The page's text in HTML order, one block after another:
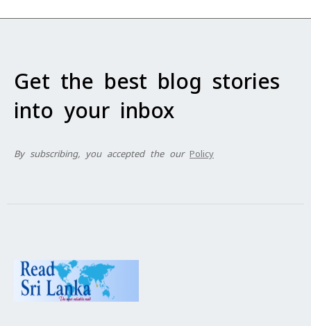
Get the best blog stories
into your inbox
By subscribing, you accepted the our Policy